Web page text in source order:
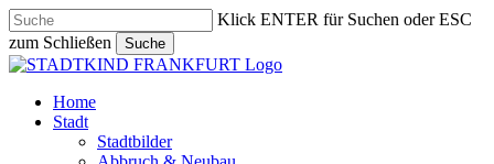
Skip
to
main
content
Klick ENTER für Suchen oder ESC
zum Schließen
Suche
Close
search
Menu
Home
Stadt
Stadtbilder